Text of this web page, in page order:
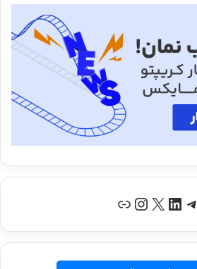
تلگرام لینکداین X اینستاگرم پیوند